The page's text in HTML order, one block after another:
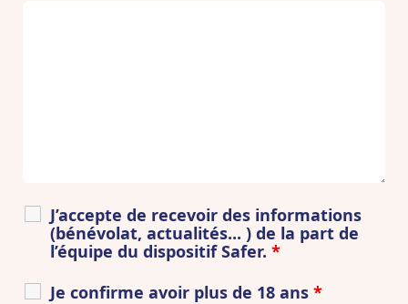
J’accepte de recevoir des informations
(bénévolat, actualités... ) de la part de
l’équipe du dispositif Safer. *
Je confirme avoir plus de 18 ans *